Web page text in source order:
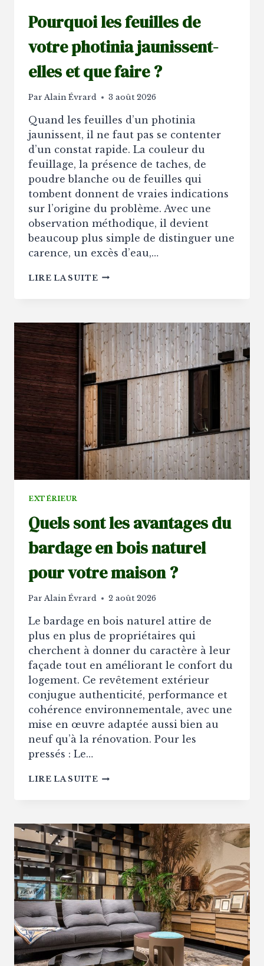
Pourquoi les feuilles de
votre photinia jaunissent-
elles et que faire ?
Par Alain Évrard 3 août 2026
Quand les feuilles d’un photinia
jaunissent, il ne faut pas se contenter
d’un constat rapide. La couleur du
feuillage, la présence de taches, de
poudre blanche ou de feuilles qui
tombent donnent de vraies indications
sur l’origine du problème. Avec une
observation méthodique, il devient
beaucoup plus simple de distinguer une
carence, un excès d’eau,…
LIRE LA SUITE POURQUOI
VOTRE
PHOTINIA
JAUNISSENT-
ELLES
ET
QUE
EXTÉRIEUR
Quels sont les avantages du
bardage en bois naturel
pour votre maison ?
Par Alain Évrard 2 août 2026
Le bardage en bois naturel attire de
plus en plus de propriétaires qui
cherchent à donner du caractère à leur
façade tout en améliorant le confort du
logement. Ce revêtement extérieur
conjugue authenticité, performance et
cohérence environnementale, avec une
mise en œuvre adaptée aussi bien au
neuf qu’à la rénovation. Pour les
pressés : Le…
LIRE LA SUITE QUELS
DU
BARDAGE
EN
BOIS
NATUREL
POUR
VOTRE
MAISON
?